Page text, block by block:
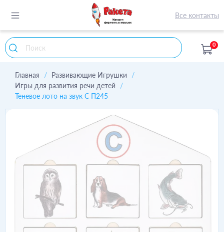
Все контакты
0
Главная
Развивающие Игрушки
Игры для развития речи детей
Теневое лото на звук С П245